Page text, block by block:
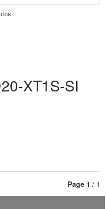
XT1S-SI
Page 1 / 1